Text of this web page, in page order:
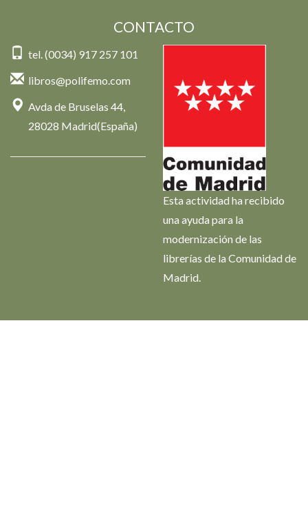
CONTACTO
tel. (0034) 917 257 101
libros@polifemo.com
Avda de Bruselas 44,
28028 Madrid(España)
Esta actividad ha recibido
una ayuda para la
modernización de las
librerías de la Comunidad de
Madrid.